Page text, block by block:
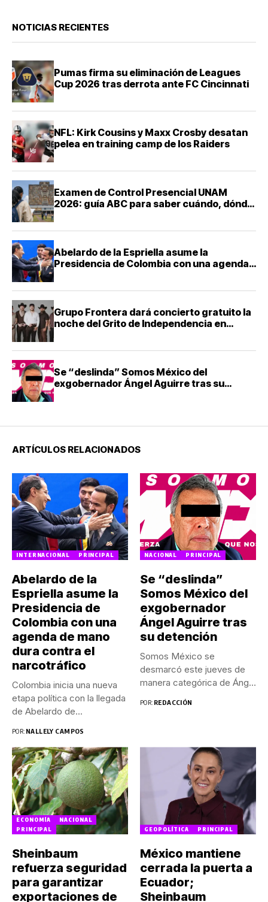
NOTICIAS RECIENTES
Pumas firma su eliminación de Leagues
Cup 2026 tras derrota ante FC Cincinnati
NFL: Kirk Cousins y Maxx Crosby desatan
pelea en training camp de los Raiders
Examen de Control Presencial UNAM
2026: guía ABC para saber cuándo, dónde
Abelardo de la Espriella asume la
Presidencia de Colombia con una agenda
Grupo Frontera dará concierto gratuito la
noche del Grito de Independencia en
Se “deslinda” Somos México del
exgobernador Ángel Aguirre tras su
ARTÍCULOS RELACIONADOS
INTERNACIONAL PRINCIPAL
Abelardo de la
Espriella asume la
Presidencia de
Colombia con una
agenda de mano
dura contra el
narcotráfico
Colombia inicia una nueva
etapa política con la llegada
de Abelardo de...
POR:NALLELY CAMPOS
NACIONAL PRINCIPAL
Se “deslinda”
Somos México del
exgobernador
Ángel Aguirre tras
su detención
Somos México se
desmarcó este jueves de
manera categórica de Ángel
POR:REDACCIÓN
ECONOMÍA
NACIONAL
PRINCIPAL
Sheinbaum
refuerza seguridad
para garantizar
exportaciones de
GEOPOLÍTICA PRINCIPAL
México mantiene
cerrada la puerta a
Ecuador;
Sheinbaum